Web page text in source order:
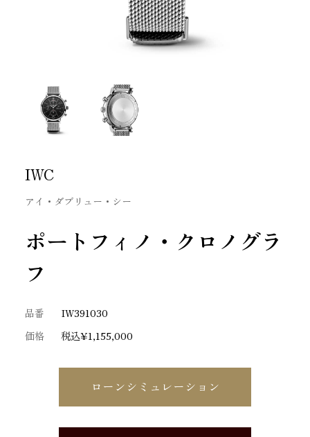
IWC
アイ・ダブリュー・シー
ポートフィノ・クロノグラ
フ
品番
IW391030
価格
税込¥1,155,000
ローンシミュレーション